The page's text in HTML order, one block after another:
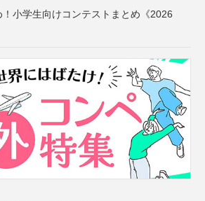
小学生向けコンテストまとめ《2026